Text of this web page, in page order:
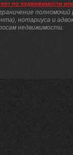
по недвижимости
нотариуса и
недвижимости.